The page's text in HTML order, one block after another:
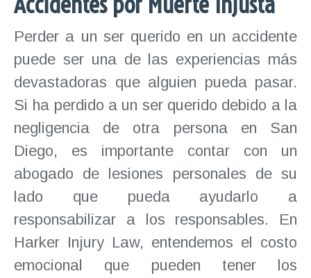
Perder a un ser querido en un accidente
puede ser una de las experiencias más
devastadoras que alguien pueda pasar.
Si ha perdido a un ser querido debido a la
negligencia de otra persona en San
Diego, es importante contar con un
abogado de lesiones personales de su
lado que pueda ayudarlo a
responsabilizar a los responsables. En
Harker Injury Law, entendemos el costo
emocional que pueden tener los